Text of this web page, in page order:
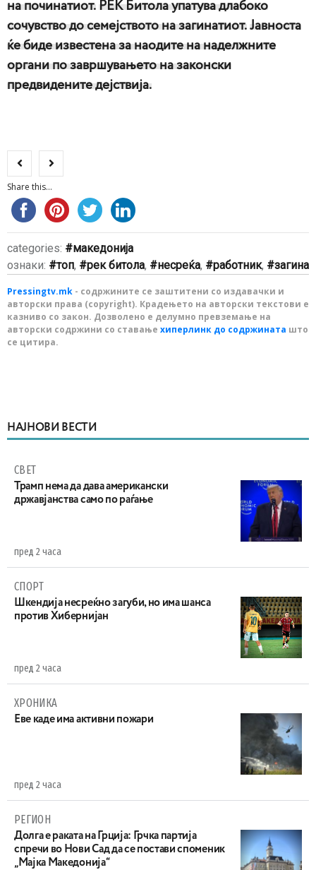
на починатиот. РЕК Битола упатува длабоко
сочувство до семејството на загинатиот. Јавноста
ќе биде известена за наодите на наделжните
органи по завршувањето на законски
предвидените дејствија.
Share this...
categories:
македонија
ознаки:
топ, рек битола, несреќа, работник, загина
Pressingtv.mk - содржините се заштитени со издавачки и
авторски права (copyright). Крадењето на авторски текстови е
казниво со закон. Дозволено е делумно превземање на
авторски содржини со ставање хиперлинк до содржината што
се цитира.
НАЈНОВИ ВЕСТИ
СВЕТ
Трамп нема да дава американски
државјанства само по раѓање
пред 2 часа
СПОРТ
Шкендија несреќно загуби, но има шанса
против Хибернијан
пред 2 часа
ХРОНИКА
Eве каде има активни пожари
пред 2 часа
РЕГИОН
Долга е раката на Грција: Грчка партија
спречи во Нови Сад да се постави споменик
„Мајка Македонија“